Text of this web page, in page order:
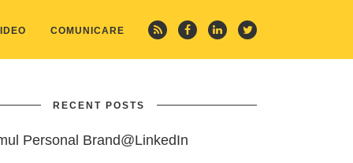
COMUNICARE
RECENT POSTS
Personal Brand@LinkedIn